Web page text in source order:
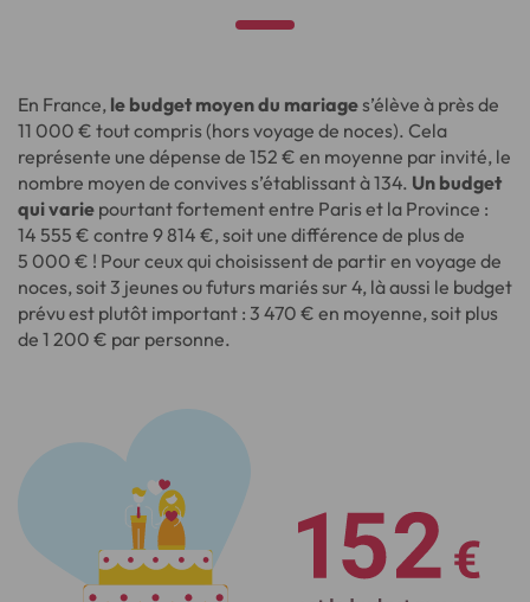
En France, le budget moyen du mariages’élève à près de
11 000 € tout compris (hors voyage de noces). Cela
représente une dépense de 152 € en moyenne par invité, le
nombre moyen de convives s’établissant à 134. Un budget
qui varie pourtant fortement entre Paris et la Province :
14 555 € contre 9 814 €, soit une différence de plus de
5 000 € ! Pour ceux qui choisissent de partir en voyage de
noces, soit 3 jeunes ou futurs mariés sur 4, là aussi le budget
prévu est plutôt important : 3 470 € en moyenne, soit plus
de 1 200 € par personne.